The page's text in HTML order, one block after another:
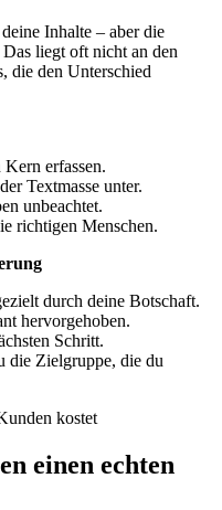
Inhalte – aber die
liegt oft nicht an den
die den Unterschied
erfassen.
Textmasse unter.
unbeachtet.
richtigen Menschen.
durch deine Botschaft.
hervorgehoben.
Schritt.
die Zielgruppe, die du
kostet
einen echten